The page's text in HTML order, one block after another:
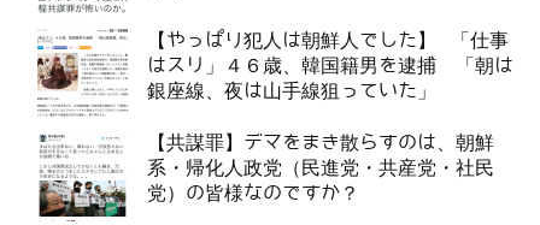
【やっぱり犯人は朝鮮人でした】 「仕事
はスリ」４６歳、韓国籍男を逮捕 「朝は
銀座線、夜は山手線狙っていた」
【共謀罪】デマをまき散らすのは、朝鮮
系・帰化人政党（民進党・共産党・社民
党）の皆様なのですか？